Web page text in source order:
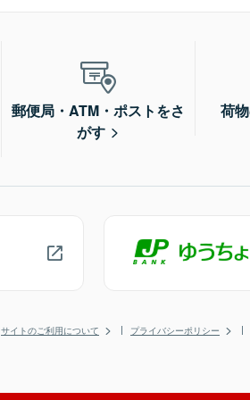
郵便局・ATM・ポストをさ
がす
荷
サイトのご利用について プライバシーポリシー